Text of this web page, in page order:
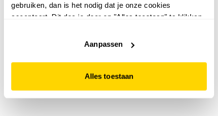
gebruiken, dan is het nodig dat je onze cookies
accepteert. Dit doe je door op "Alles toestaan" te klikken.
website niet optimaal functioneert.
Aanpassen
Alles toestaan